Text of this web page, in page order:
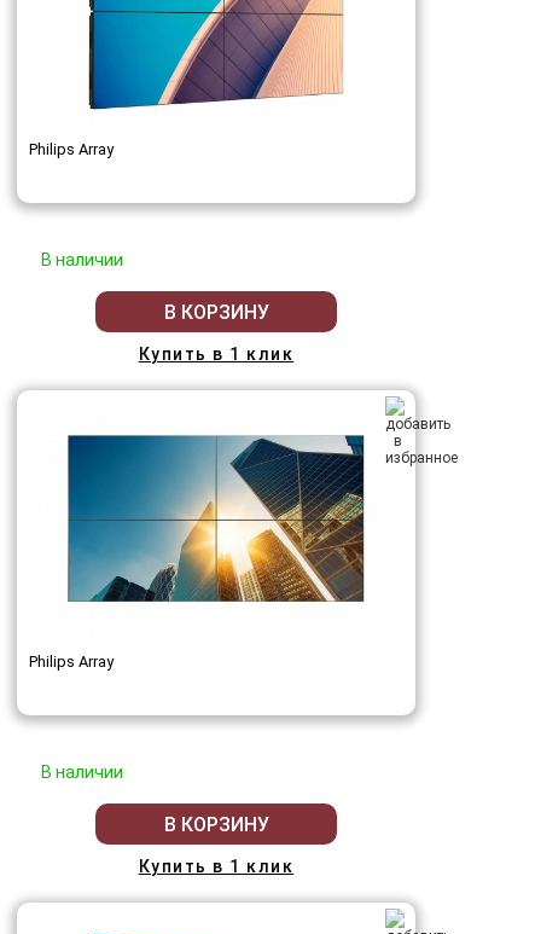
Philips Array
В наличии
В КОРЗИНУ
Купить в 1 клик
Philips Array
В наличии
В КОРЗИНУ
Купить в 1 клик